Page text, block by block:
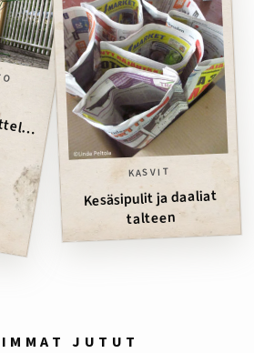
KASVIT
Kesäsipulit ja daaliat
talteen
JUTUT